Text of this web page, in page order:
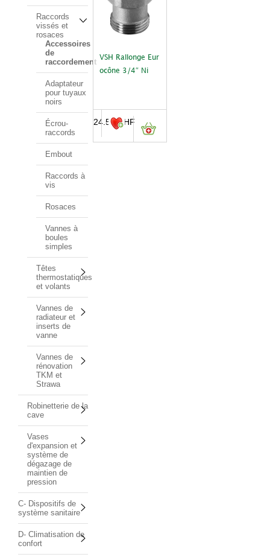
Raccords
vissés et
rosaces
Accessoires
de
raccordement
Adaptateur
pour tuyaux
noirs
Écrou-
raccords
Embout
Raccords à
vis
Rosaces
Vannes à
boules
simples
Têtes
thermostatiques
et volants
Vannes de
radiateur et
inserts de
vanne
Vannes de
rénovation
TKM et
Strawa
Robinetterie de la
cave
Vases
d'expansion et
système de
dégazage de
maintien de
pression
C- Dispositifs de
système sanitaire
D- Climatisation de
confort
VSH Rallonge Eur
ocône 3/4″ Ni
24.50CHF